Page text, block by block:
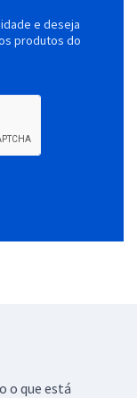
e deseja
produtos do
o que está